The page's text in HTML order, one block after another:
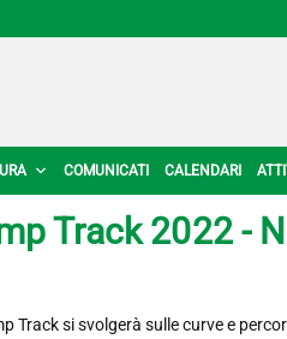
COMUNICATI CALENDARI
Track 2022 -
Track si svolgerà sulle curve e